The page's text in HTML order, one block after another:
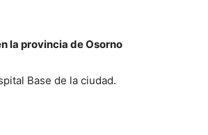
la provincia de Osorno
Base de la ciudad.